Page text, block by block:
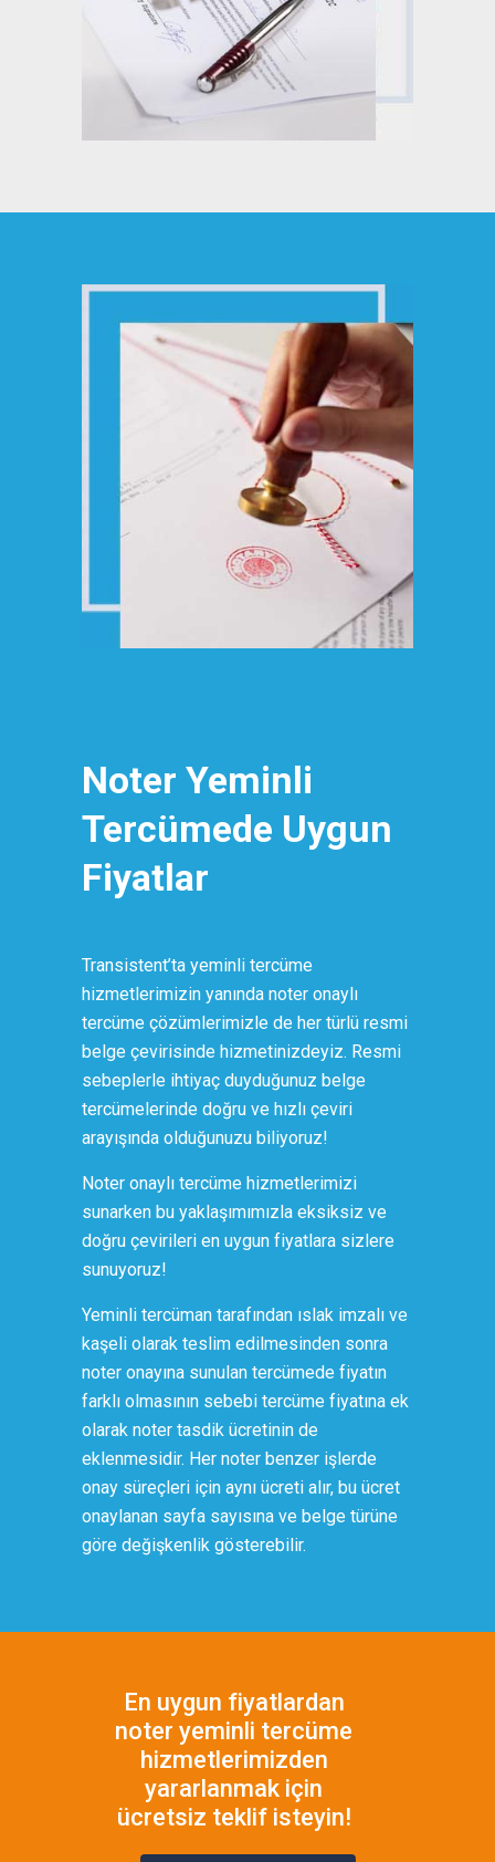
Noter Yeminli
Tercümede Uygun
Fiyatlar
Transistent’ta yeminli tercüme
hizmetlerimizin yanında noter onaylı
tercüme çözümlerimizle de her türlü resmi
belge çevirisinde hizmetinizdeyiz. Resmi
sebeplerle ihtiyaç duyduğunuz belge
tercümelerinde doğru ve hızlı çeviri
arayışında olduğunuzu biliyoruz!
Noter onaylı tercüme hizmetlerimizi
sunarken bu yaklaşımımızla eksiksiz ve
doğru çevirileri en uygun fiyatlara sizlere
sunuyoruz!
Yeminli tercüman tarafından ıslak imzalı ve
kaşeli olarak teslim edilmesinden sonra
noter onayına sunulan tercümede fiyatın
farklı olmasının sebebi tercüme fiyatına ek
olarak noter tasdik ücretinin de
eklenmesidir. Her noter benzer işlerde
onay süreçleri için aynı ücreti alır, bu ücret
onaylanan sayfa sayısına ve belge türüne
göre değişkenlik gösterebilir.
En uygun fiyatlardan
noter yeminli tercüme
hizmetlerimizden
yararlanmak için
ücretsiz teklif isteyin!